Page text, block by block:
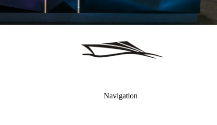
Navigation